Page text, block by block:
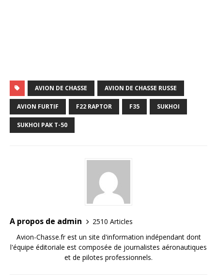
AVION DE CHASSE AVION DE CHASSE RUSSE
AVION FURTIF F22 RAPTOR F35 SUKHOI
SUKHOI PAK T-50
A propos de admin
2510 Articles
Avion-Chasse.fr est un site d'information indépendant dont
l'équipe éditoriale est composée de journalistes aéronautiques
et de pilotes professionnels.